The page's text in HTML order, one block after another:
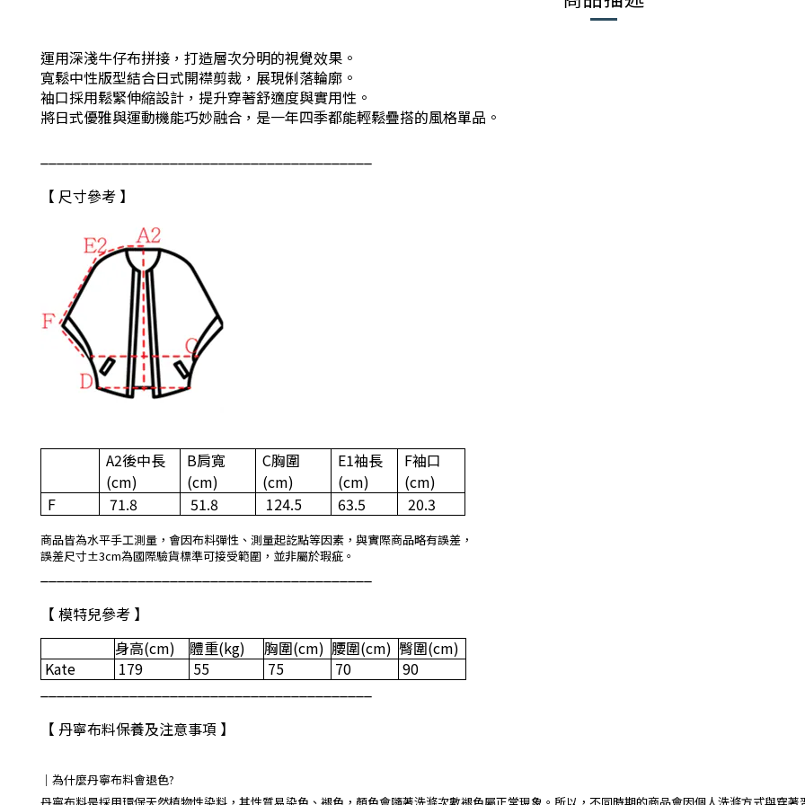
運用深淺牛仔布拼接，打造層次分明的視覺效果。
寬鬆中性版型結合日式開襟剪裁，展現俐落輪廓。
袖口採用鬆緊伸縮設計，提升穿著舒適度與實用性。
將日式優雅與運動機能巧妙融合，是一年四季都能輕鬆疊搭的風格單品。
【 尺寸參考 】
A2後中長
(cm)
B肩寬
(cm)
C胸圍
(cm)
E1袖長
(cm)
F袖口
(cm)
F
71.8 51.8 124.5 63.5 20.3
商品皆為水平手工測量，會因布料彈性、測量起訖點等因素，與實際商品略有誤差，
誤差尺寸±3cm為國際驗貨標準可接受範圍，並非屬於瑕疵。
【 模特兒參考 】
身高(cm) 體重(kg) 胸圍(cm) 腰圍(cm) 臀圍(cm)
Kate
179 55 75 70
90
【 丹寧布料保養及注意事項 】
｜ 為什麼丹寧布料會退色?